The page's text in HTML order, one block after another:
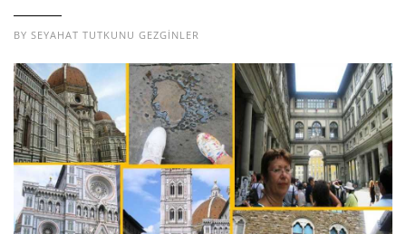
BY SEYAHAT TUTKUNU GEZGINLER